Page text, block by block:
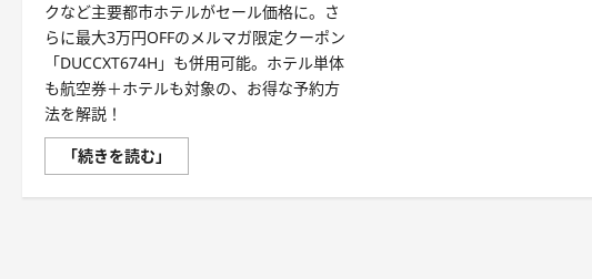
クなど主要都市ホテルがセール価格に。さ
らに最大3万円OFFのメルマガ限定クーポン
「DUCCXT674H」も併用可能。ホテル単体
も航空券＋ホテルも対象の、お得な予約方
法を解説！
「続きを読む」
【8/18
で】